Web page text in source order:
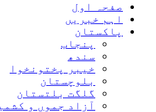
صفحہ اول
اہم خبریں
پاکستان
پنجاب
سندھ
خیبر پختونخوا
بلوچستان
گلگت بلتستان
آزاد جموں و